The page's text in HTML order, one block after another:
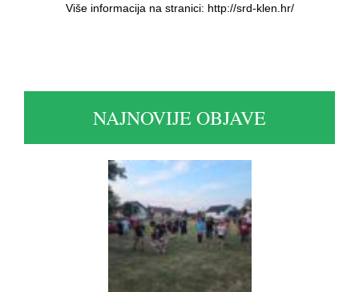
Više informacija na stranici: http://srd-klen.hr/
NAJNOVIJE OBJAVE